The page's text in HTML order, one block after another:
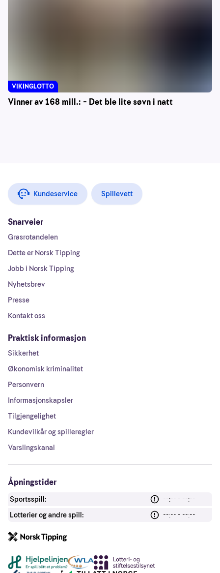
Vinner av 168 mill.: – Det ble lite søvn i natt
VIKINGLOTTO
Kundeservice Spillevett
Snarveier
Grasrotandelen
Dette er Norsk Tipping
Jobb i Norsk Tipping
Nyhetsbrev
Presse
Kontakt oss
Praktisk informasjon
Sikkerhet
Økonomisk kriminalitet
Personvern
Informasjonskapsler
Tilgjengelighet
Kundevilkår og spilleregler
Varslingskanal
Åpningstider
Sportsspill:
--:-- - --:--
Lotterier og andre spill:
--:-- - --:--
Andre lenker